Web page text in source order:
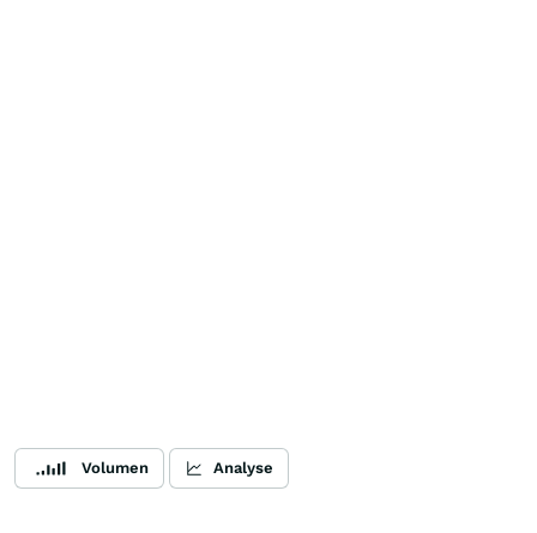
Volumen Analyse